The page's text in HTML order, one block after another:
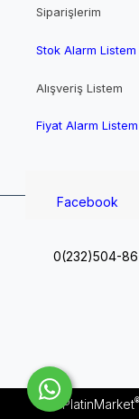
Siparişlerim
Stok Alarm Listem
Alışveriş Listem
Fiyat Alarm Listem
Facebook
0(232)504-
PlatinMarket®